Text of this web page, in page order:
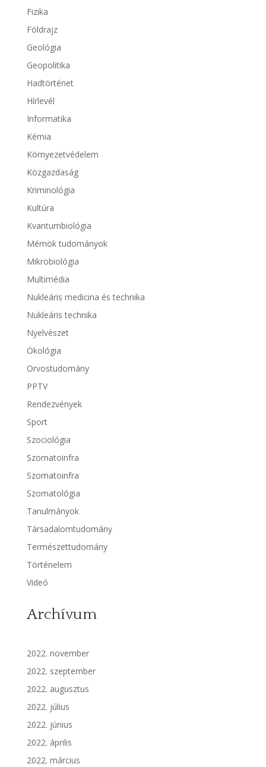
Fizika
Földrajz
Geológia
Geopolitika
Hadtörténet
Hírlevél
Informatika
Kémia
Környezetvédelem
Közgazdaság
Kriminológia
Kultúra
Kvantumbiológia
Mérnök tudományok
Mikrobiológia
Multimédia
Nukleáris medicina és technika
Nukleáris technika
Nyelvészet
Ökológia
Orvostudomány
PPTV
Rendezvények
Sport
Szociológia
Szomatoinfra
Szomatoinfra
Szomatológia
Tanulmányok
Társadalomtudomány
Természettudomány
Történelem
Videó
Archívum
2022. november
2022. szeptember
2022. augusztus
2022. július
2022. június
2022. április
2022. március